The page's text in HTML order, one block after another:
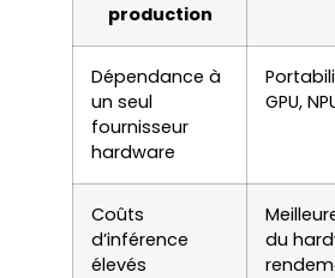
production
Dépendance à
un seul
fournisseur
hardware
GPU,
Coûts
d’inférence
élevés
du